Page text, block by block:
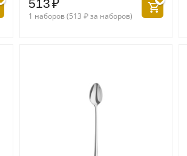
513₽
1 наборов (513 ₽за наборов)